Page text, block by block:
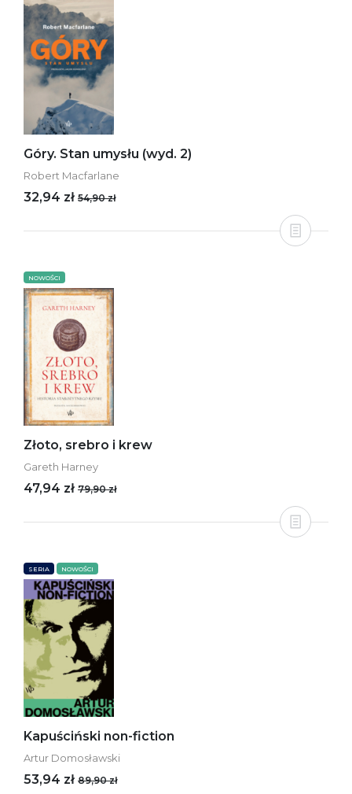
Góry. Stan umysłu (wyd. 2)
Robert Macfarlane
32,94 zł 54,90 zł
NOWOŚCI
Złoto, srebro i krew
Gareth Harney
47,94 zł 79,90 zł
SERIA NOWOŚCI
Kapuściński non-fiction
Artur Domosławski
53,94 zł 89,90 zł